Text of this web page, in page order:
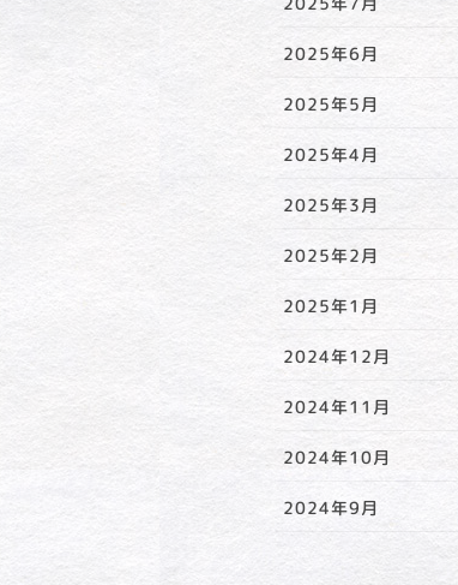
2025年6月
2025年5月
2025年4月
2025年3月
2025年2月
2025年1月
2024年12月
2024年11月
2024年10月
2024年9月